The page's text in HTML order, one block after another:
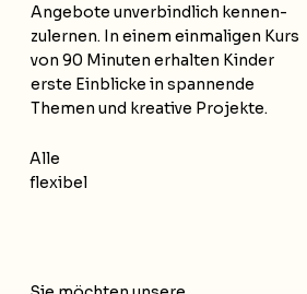
Angebote unverbindlich kennen-
zulernen. In einem einmaligen Kurs
von 90 Minuten erhalten Kinder
erste Einblicke in spannende
Themen und kreative Projekte.
Alle
flexibel